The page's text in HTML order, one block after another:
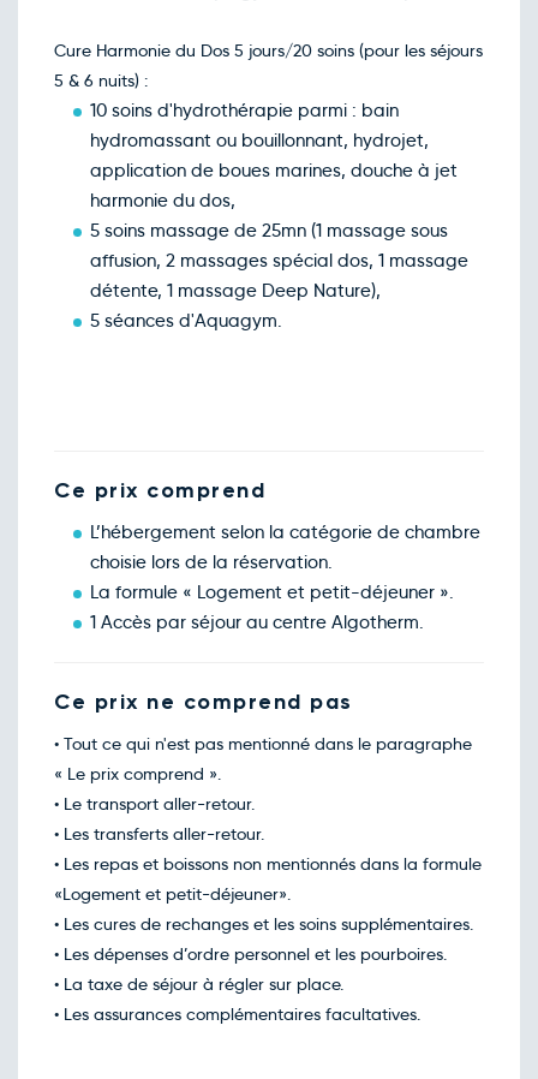
Cure Harmonie du Dos 5 jours/20 soins (pour les séjours
5 & 6 nuits) :
10 soins d'hydrothérapie parmi : bain
hydromassant ou bouillonnant, hydrojet,
application de boues marines, douche à jet
harmonie du dos,
5 soins massage de 25mn (1 massage sous
affusion, 2 massages spécial dos, 1 massage
détente, 1 massage Deep Nature),
5 séances d'Aquagym.
Ce prix comprend
L’hébergement selon la catégorie de chambre
choisie lors de la réservation.
La formule « Logement et petit-déjeuner ».
1 Accès par séjour au centre Algotherm.
Ce prix ne comprend pas
• Tout ce qui n'est pas mentionné dans le paragraphe
« Le prix comprend ».
• Le transport aller-retour.
• Les transferts aller-retour.
• Les repas et boissons non mentionnés dans la formule
«Logement et petit-déjeuner».
• Les cures de rechanges et les soins supplémentaires.
• Les dépenses d’ordre personnel et les pourboires.
• La taxe de séjour à régler sur place.
• Les assurances complémentaires facultatives.